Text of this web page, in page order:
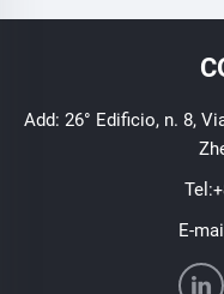
Add: 26° Edificio, n. 8,
Tel:
E-